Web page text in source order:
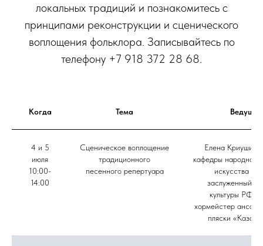
локальных традиций и познакомитесь с
принципами реконструкции и сценического
воплощения фольклора. Записывайтесь по
телефону +7 918 372 28 68.
Когда Тема Ведущие
4 и 5
июля
10:00-
14:00
Сценическое воплощение
традиционного
песенного репертуара
Елена
кафедры народного
искусства
заслуженный
культуры РФ,
хормейстер
пляски